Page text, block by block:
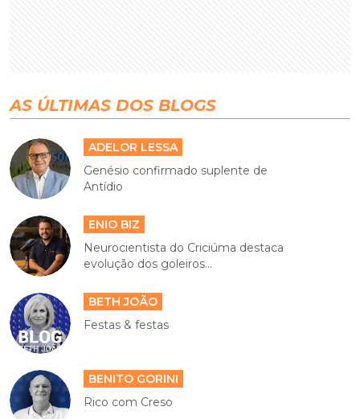
AS ÚLTIMAS DOS BLOGS
ADELOR LESSA
Genésio confirmado suplente de
Antídio
ENIO BIZ
Neurocientista do Criciúma destaca
evolução dos goleiros...
BETH JOÃO
Festas & festas
BENITO GORINI
Rico com Creso